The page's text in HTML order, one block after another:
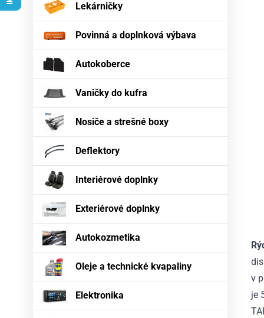
Lekárničky
Povinná a doplnková výbava
Autokoberce
Vaničky do kufra
Nosiče a strešné boxy
Deflektory
Interiérové doplnky
Exteriérové doplnky
Autokozmetika
Oleje a technické kvapaliny
Elektronika
v
je